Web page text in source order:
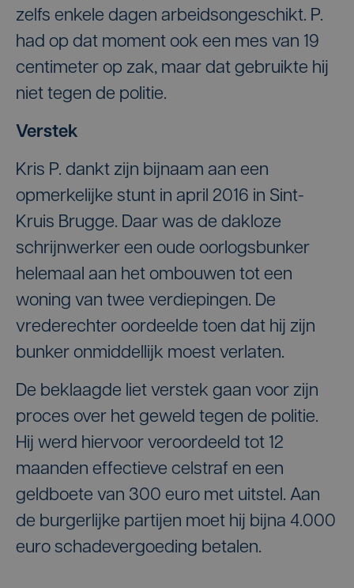
zelfs enkele dagen arbeidsongeschikt. P.
had op dat moment ook een mes van 19
centimeter op zak, maar dat gebruikte hij
niet tegen de politie.
Verstek
Kris P. dankt zijn bijnaam aan een
opmerkelijke stunt in april 2016 in Sint-
Kruis Brugge. Daar was de dakloze
schrijnwerker een oude oorlogsbunker
helemaal aan het ombouwen tot een
woning van twee verdiepingen. De
vrederechter oordeelde toen dat hij zijn
bunker onmiddellijk moest verlaten.
De beklaagde liet verstek gaan voor zijn
proces over het geweld tegen de politie.
Hij werd hiervoor veroordeeld tot 12
maanden effectieve celstraf en een
geldboete van 300 euro met uitstel. Aan
de burgerlijke partijen moet hij bijna 4.000
euro schadevergoeding betalen.